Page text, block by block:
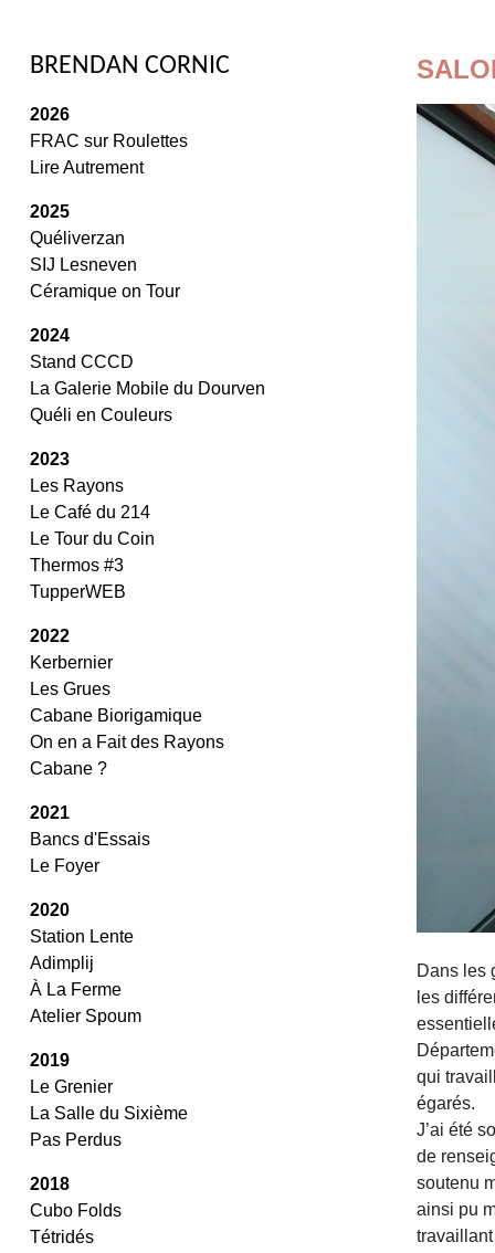
BRENDAN CORNIC
2026
FRAC sur Roulettes
Lire Autrement
2025
Quéliverzan
SIJ Lesneven
Céramique on Tour
2024
Stand CCCD
La Galerie Mobile du Dourven
Quéli en Couleurs
2023
Les Rayons
Le Café du 214
Le Tour du Coin
Thermos #3
TupperWEB
2022
Kerbernier
Les Grues
Cabane Biorigamique
On en a Fait des Rayons
Cabane ?
2021
Bancs d'Essais
Le Foyer
2020
Station Lente
Adimplij
À La Ferme
Atelier Spoum
2019
Le Grenier
La Salle du Sixième
Pas Perdus
2018
Cubo Folds
Tétridés
Dans les
les
qui
égarés.
J’ai été
de
soutenu
ainsi pu